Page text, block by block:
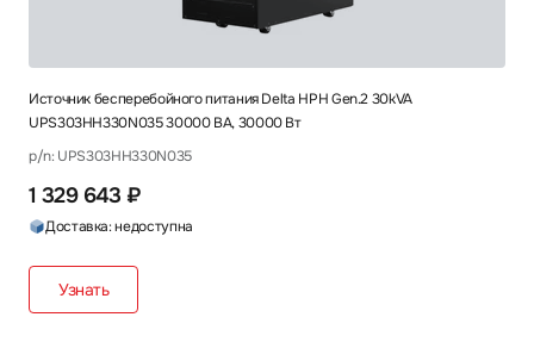
Источник бесперебойного питания Delta HPH Gen.2 30kVA
UPS303HH330N035 30000 ВА, 30000 Вт
p/n: UPS303HH330N035
1 329 643 ₽
Доставка: недоступна
Узнать